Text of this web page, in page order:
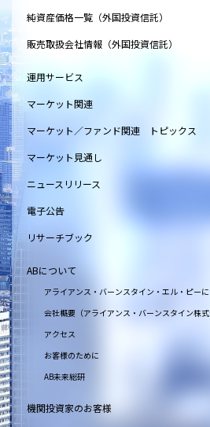
純資産価格一覧（外国投資信託）
販売取扱会社情報（外国投資信託）
運用サービス
マーケット関連
マーケット／ファンド関連 トピックス
マーケット見通し
ニュースリリース
電子公告
リサーチブック
ABについて
アライアンス・バーンスタイン・エル・ピーに
会社概要（アライアンス・バーンスタイン株式
アクセス
お客様のために
AB未来総研
機関投資家のお客様